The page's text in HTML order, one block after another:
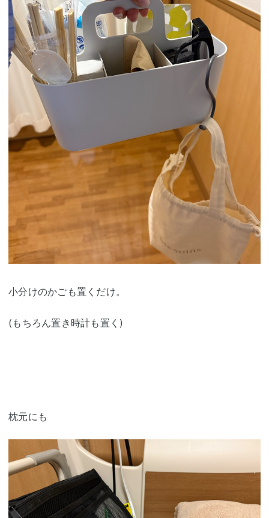
小分けのかごも置くだけ。
(もちろん置き時計も置く)
枕元にも